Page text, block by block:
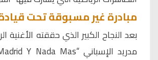
مبادرة غير مسبوقة تحت
بعد النجاح الكبير الذي حققته الأغنية